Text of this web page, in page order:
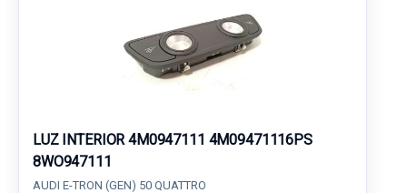
LUZ INTERIOR 4M0947111 4M09471116PS
8WO947111
AUDI E-TRON (GEN) 50 QUATTRO